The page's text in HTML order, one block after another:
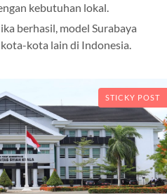
kebutuhan lokal.
berhasil, model Surabaya
kota lain di Indonesia.
STICKY POST